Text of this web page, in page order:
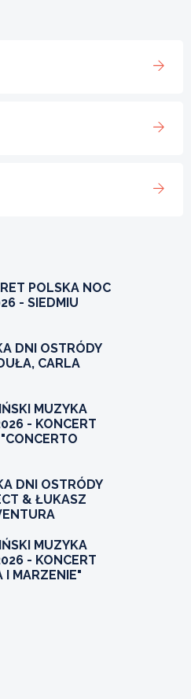
POLSKA NOC
- SIEDMIU
DNI OSTRÓDY
CARLA
MUZYKA
- KONCERT
DNI OSTRÓDY
& ŁUKASZ
MUZYKA
- KONCERT
I MARZENIE"